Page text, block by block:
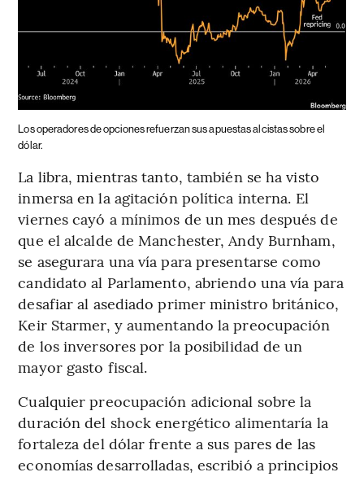
Los operadores de opciones refuerzan sus apuestas alcistas sobre el
dólar.
La libra, mientras tanto, también se ha visto
inmersa en la agitación política interna. El
viernes cayó a mínimos de un mes después de
que el alcalde de Manchester, Andy Burnham,
se asegurara una vía para presentarse como
candidato al Parlamento, abriendo una vía para
desafiar al asediado primer ministro británico,
Keir Starmer, y aumentando la preocupación
de los inversores por la posibilidad de un
mayor gasto fiscal.
Cualquier preocupación adicional sobre la
duración del shock energético alimentaría la
fortaleza del dólar frente a sus pares de las
economías desarrolladas, escribió a principios